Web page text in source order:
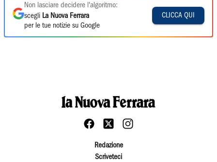
Non lasciare decidere l'algoritmo:
scegli La Nuova Ferrara
per le tue notizie su Google
CLICCA QUI
Redazione
Scriveteci